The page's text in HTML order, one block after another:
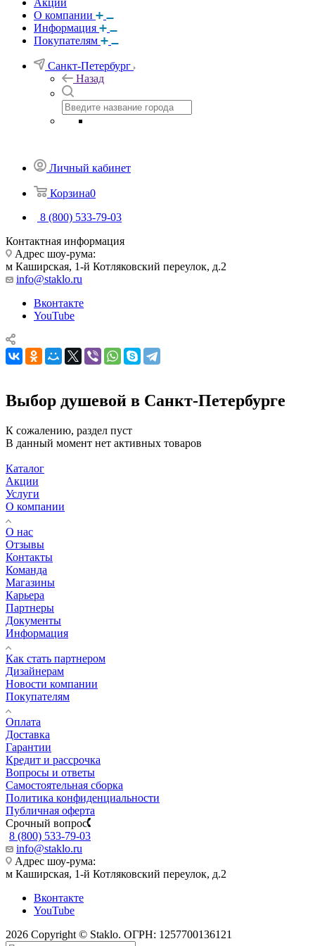
Акции
О компании
Информация
Покупателям
Санкт-Петербург
Назад
Личный кабинет
Корзина0
8 (800) 533-79-03
Контактная информация
Адрес шоу-рума:
м Каширская, 1-й Котляковский переулок, д.2
info@staklo.ru
Вконтакте
YouTube
Выбор душевой в Санкт-Петербурге
К сожалению, раздел пуст
В данный момент нет активных товаров
Каталог
Акции
Услуги
О компании
О нас
Отзывы
Контакты
Команда
Магазины
Карьера
Партнеры
Документы
Информация
Как стать партнером
Дизайнерам
Новости компании
Покупателям
Оплата
Доставка
Гарантии
Кредит и рассрочка
Вопросы и ответы
Самостоятельная сборка
Политика конфиденциальности
Публичная оферта
Срочный вопрос
8 (800) 533-79-03
info@staklo.ru
Адрес шоу-рума:
м Каширская, 1-й Котляковский переулок, д.2
Вконтакте
YouTube
2026 Copyright © Staklo. ОГРН: 1257700136121